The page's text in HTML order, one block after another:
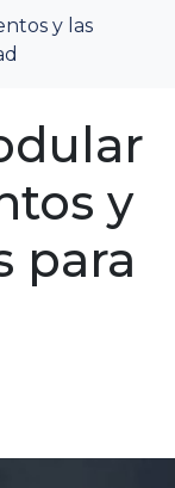
y las
y
para